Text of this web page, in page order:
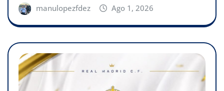
manulopezfdez Ago 1, 2026